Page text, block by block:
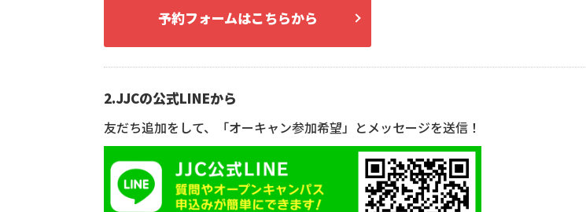
予約フォームはこちらから
2.JJCの公式LINEから
友だち追加をして、「オーキャン参加希望」とメッセージを送信！